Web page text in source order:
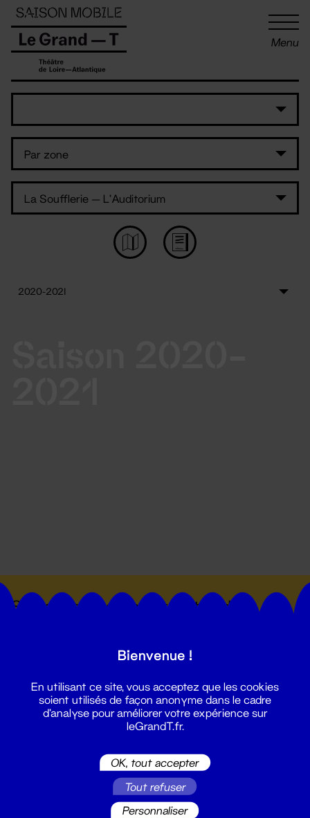
Menu
Suivez toutes les actualités du
Panneau de gestion des cookies
Bienvenue !
En utilisant ce site, vous acceptez que les cookies
soient utilisés de façon anonyme dans le cadre
d'analyse pour améliorer votre expérience sur
leGrandT.fr.
OK, tout accepter
Tout refuser
Personnaliser